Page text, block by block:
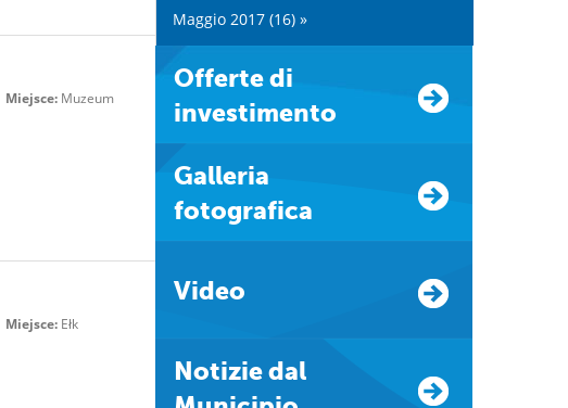
Miejsce:Muzeum
Miejsce:Ełk
Maggio 2017 (16) »
Offerte di
investimento
Galleria
fotografica
Video
Notizie dal